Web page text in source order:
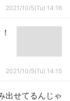
2021/10/5(Tu) 14:16
2021/10/5(Tu) 14:15
出せてるんじゃ